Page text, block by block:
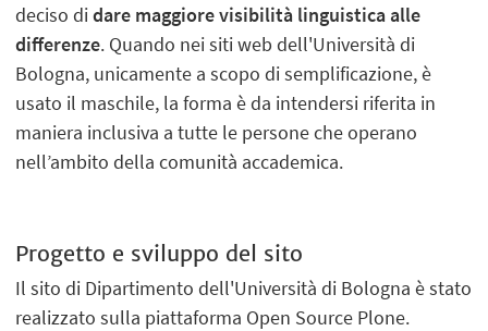
deciso didare maggiore visibilità linguistica alle
differenze. Quando nei siti web dell'Università di
Bologna, unicamente a scopo di semplificazione, è
usato il maschile, la forma è da intendersi riferita in
maniera inclusiva a tutte le persone che operano
nell’ambito della comunità accademica.
Progetto e sviluppo del sito
Il sito di Dipartimento dell'Università di Bologna è stato
realizzato sulla piattaforma Open Source Plone.